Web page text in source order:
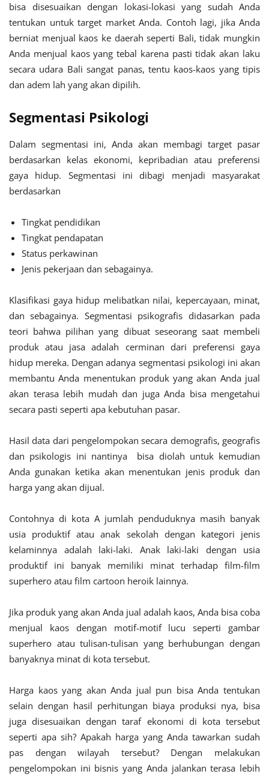
bisa disesuaikan dengan lokasi-lokasi yang sudah Anda
tentukan untuk target market Anda. Contoh lagi, jika Anda
berniat menjual kaos ke daerah seperti Bali, tidak mungkin
Anda menjual kaos yang tebal karena pasti tidak akan laku
secara udara Bali sangat panas, tentu kaos-kaos yang tipis
dan adem lah yang akan dipilih.
Segmentasi Psikologi
Dalam segmentasi ini, Anda akan membagi target pasar
berdasarkan kelas ekonomi, kepribadian atau preferensi
gaya hidup. Segmentasi ini dibagi menjadi masyarakat
berdasarkan
Tingkat pendidikan
Tingkat pendapatan
Status perkawinan
Jenis pekerjaan dan sebagainya.
Klasifikasi gaya hidup melibatkan nilai, kepercayaan, minat,
dan sebagainya. Segmentasi psikografis didasarkan pada
teori bahwa pilihan yang dibuat seseorang saat membeli
produk atau jasa adalah cerminan dari preferensi gaya
hidup mereka. Dengan adanya segmentasi psikologi ini akan
membantu Anda menentukan produk yang akan Anda jual
akan terasa lebih mudah dan juga Anda bisa mengetahui
secara pasti seperti apa kebutuhan pasar.
Hasil data dari pengelompokan secara demografis, geografis
dan psikologis ini nantinya bisa diolah untuk kemudian
Anda gunakan ketika akan menentukan jenis produk dan
harga yang akan dijual.
Contohnya di kota A jumlah penduduknya masih banyak
usia produktif atau anak sekolah dengan kategori jenis
kelaminnya adalah laki-laki. Anak laki-laki dengan usia
produktif ini banyak memiliki minat terhadap film-film
superhero atau film cartoon heroik lainnya.
Jika produk yang akan Anda jual adalah kaos, Anda bisa coba
menjual kaos dengan motif-motif lucu seperti gambar
superhero atau tulisan-tulisan yang berhubungan dengan
banyaknya minat di kota tersebut.
Harga kaos yang akan Anda jual pun bisa Anda tentukan
selain dengan hasil perhitungan biaya produksi nya, bisa
juga disesuaikan dengan taraf ekonomi di kota tersebut
seperti apa sih? Apakah harga yang Anda tawarkan sudah
pas dengan wilayah tersebut? Dengan melakukan
pengelompokan ini bisnis yang Anda jalankan terasa lebih